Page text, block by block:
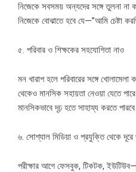
নিজেকে সবসময় অন্যদের সঙ্গে তুলনা না
নিজেকে বোঝাতে হবে যে—”আমি চেষ্টা
৫. পরিবার ও শিক্ষকের সহযোগিতা নাও
মন খারাপ হলে পরিবারের সঙ্গে
থেকেও মানসিক সহায়তা নেওয়া যেতে
মানসিকভাবে দৃঢ় হতে সাহায্য করতে
৬. সোশ্যাল মিডিয়া ও প্রযুক্তি থেকে দূরে
পরীক্ষার আগে ফেসবুক, টিকটক,